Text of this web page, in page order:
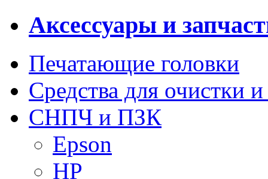
Аксессуары и
Печатающие головки
Средства для очистки
СНПЧ и ПЗК
Epson
HP